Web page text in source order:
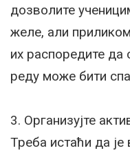
дозволите
желе, али
их распоредите
реду може бити
3. Организујте
Треба истаћи да